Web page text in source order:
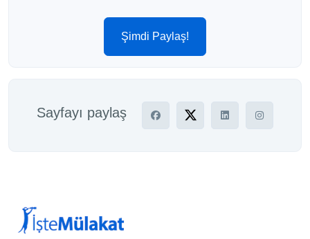
Şimdi Paylaş!
Sayfayı paylaş